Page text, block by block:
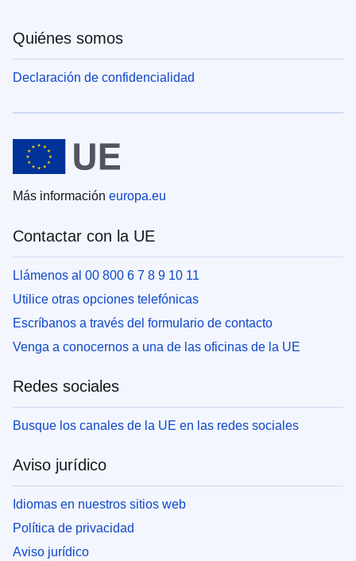
Quiénes somos
Declaración de confidencialidad
Más información europa.eu
Contactar con la UE
Llámenos al 00 800 6 7 8 9 10 11
Utilice otras opciones telefónicas
Escríbanos a través del formulario de contacto
Venga a conocernos a una de las oficinas de la UE
Redes sociales
Busque los canales de la UE en las redes sociales
Aviso jurídico
Idiomas en nuestros sitios web
Política de privacidad
Aviso jurídico